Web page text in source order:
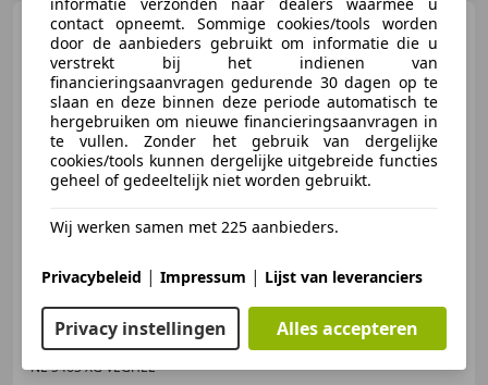
Audi S84.0 TFSI Quattro Pro
Line | ABT getuned
€ 25.995
Hofstede Automotive B.V.
NL-5463 XG VEGHEL
contact opneemt. Sommige cookies/tools worden
door de aanbieders gebruikt om informatie die u
verstrekt bij het indienen van
financieringsaanvragen gedurende 30 dagen op te
slaan en deze binnen deze periode automatisch te
hergebruiken om nieuwe financieringsaanvragen in
te vullen. Zonder het gebruik van dergelijke
cookies/tools kunnen dergelijke uitgebreide functies
geheel of gedeeltelijk niet worden gebruikt.
Wij werken samen met 225 aanbieders.
Privacybeleid | Impressum | Lijst van leveranciers
Privacy instellingen Alles accepteren